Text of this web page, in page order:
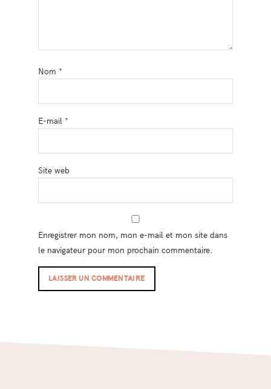
Nom *
E-mail *
Site web
Enregistrer mon nom, mon e-mail et mon site dans
le navigateur pour mon prochain commentaire.